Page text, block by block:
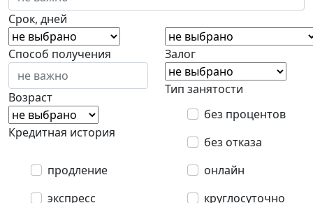
Срок, дней
Способ получения Залог
Возраст
Тип занятости
Кредитная история
без процентов
без отказа
продление
экспресс
онлайн
круглосуточно